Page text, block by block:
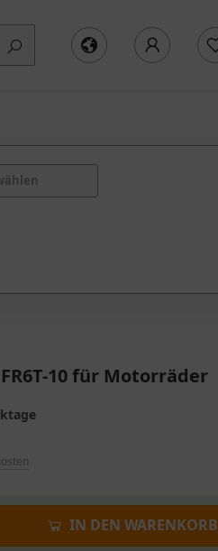
10 für Motorräder
IN DEN WARENKORB